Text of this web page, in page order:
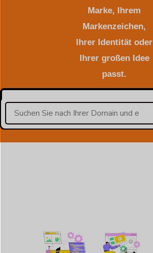
Marke, Ihrem
Markenzeichen,
Ihrer Identität oder
Ihrer großen Idee
passt.